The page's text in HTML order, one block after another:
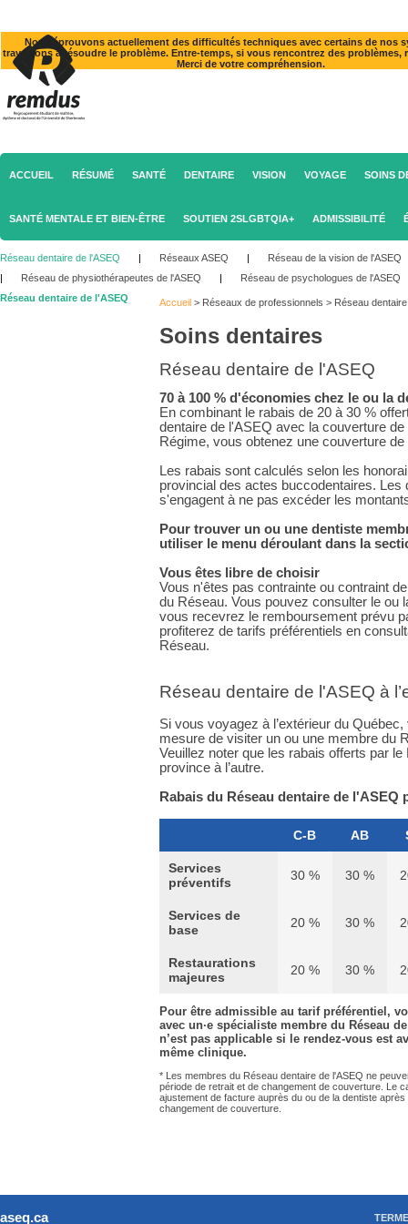
Nous éprouvons actuellement des difficultés techniques avec certains de nos
travaillons à résoudre le problème. Entre-temps, si vous rencontrez des problèmes,
Merci de votre compréhension.
ACCUEIL RÉSUMÉ SANTÉ DENTAIRE VISION VOYAGE SOINS
SANTÉ MENTALE ET BIEN-ÊTRE SOUTIEN 2SLGBTQIA+ ADMISSIBILITÉ
Réseau dentaire de l'ASEQ | Réseaux ASEQ |
Réseau de la vision de l'ASEQ
|
Réseau de physiothérapeutes de l'ASEQ |
Réseau de psychologues de l'ASEQ
Réseau dentaire de l'ASEQ
Accueil > Réseaux de professionnels > Réseau
Soins dentaires
Réseau dentaire de l'ASEQ
70 à 100 % d'économies chez le ou la
En combinant le rabais de 20 à 30 %
dentaire de l'ASEQ avec la couverture
Régime, vous obtenez une couverture de
Les rabais sont calculés selon les
provincial des actes buccodentaires. Les
s'engagent à ne pas excéder les
Pour trouver un ou une dentiste
utiliser le menu déroulant dans la
Vous êtes libre de choisir
Vous n'êtes pas contrainte ou contraint
du Réseau. Vous pouvez consulter le ou
vous recevrez le remboursement prévu
profiterez de tarifs préférentiels en
Réseau.
Réseau dentaire de l'ASEQ à
Si vous voyagez à l’extérieur du
mesure de visiter un ou une membre du
Veuillez noter que les rabais offerts par le
province à l’autre.
Rabais du Réseau dentaire de l'ASEQ
C-B AB
Services
préventifs
30 % 30 %
Services de
base
20 % 30 %
Restaurations
majeures
20 % 30 %
Pour être admissible au tarif préférentiel,
avec un·e spécialiste membre du Réseau
n’est pas applicable si le rendez-vous est
même clinique.
* Les membres du Réseau dentaire de l'ASEQ ne
période de retrait et de changement de couverture. Le
ajustement de facture auprès du ou de la dentiste
changement de couverture.
aseq.ca